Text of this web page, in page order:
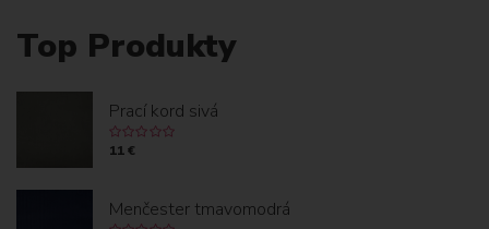
Top Produkty
Prací kord sivá
11 €
Menčester tmavomodrá